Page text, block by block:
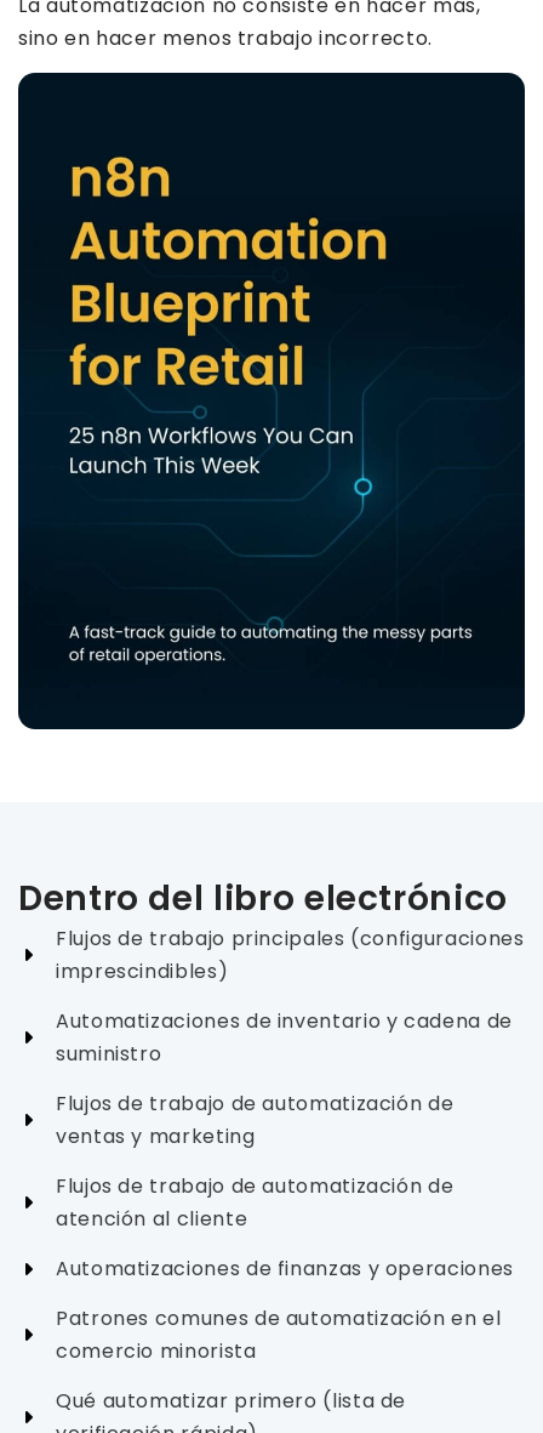
sino en hacer menos trabajo incorrecto.
Dentro del libro electrónico
Flujos de trabajo principales (configuraciones
imprescindibles)
Automatizaciones de inventario y cadena de
suministro
Flujos de trabajo de automatización de
ventas y marketing
Flujos de trabajo de automatización de
atención al cliente
Automatizaciones de finanzas y operaciones
Patrones comunes de automatización en el
comercio minorista
Qué automatizar primero (lista de